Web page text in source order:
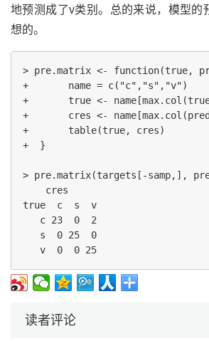
地预测成了v类别。总的来说，模型的
想的。
> pre.matrix <- function(true,
+       name = c("c","s","v")
+       true <-
+       cres <-
+       table(true, cres)
+  }
> pre.matrix(targets[-samp,],
    cres
true  c  s  v
   c 23  0  2
   s  0 25  0
读者评论